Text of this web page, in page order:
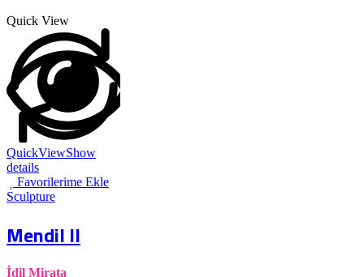
Quick View
QuickViewShow
details
Favorilerime Ekle
Sculpture
Mendil II
İdil Mirata